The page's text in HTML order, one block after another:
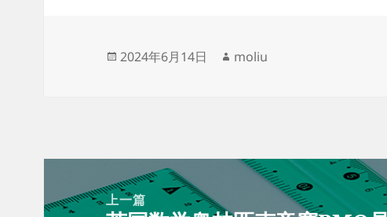
发
2024年6月14日
作
moliu
上一篇